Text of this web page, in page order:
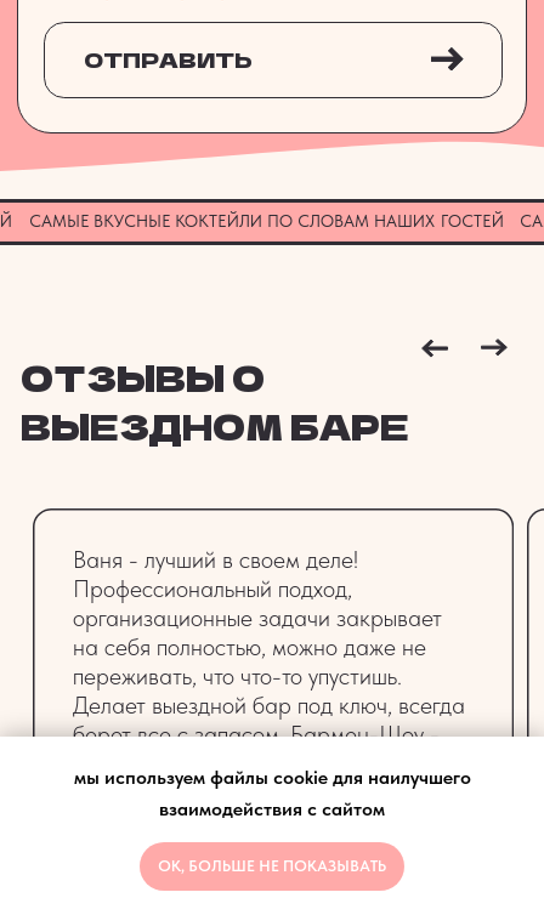
мы используем файлы cookie для наилучшего
взаимодействия с сайтом
ОК, БОЛЬШЕ НЕ ПОКАЗЫВАТЬ
ТОЖЕЗАНИМАЕТЕСЬ
ОРГАНИЗАЦИЕЙ
МЕРОПРИЯТИЙ?
ДАВАЙТЕ
СОТРУДНИЧАТЬ!
КОНТАКТЫ